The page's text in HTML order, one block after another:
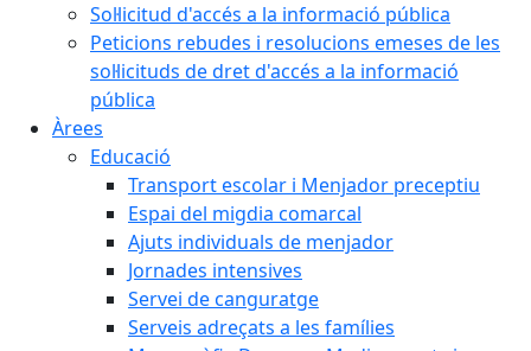
Sol·licitud d'accés a la informació pública
Peticions rebudes i resolucions emeses de les
sol·licituds de dret d'accés a la informació
pública
Àrees
Educació
Transport escolar i Menjador preceptiu
Espai del migdia comarcal
Ajuts individuals de menjador
Jornades intensives
Servei de canguratge
Serveis adreçats a les famílies